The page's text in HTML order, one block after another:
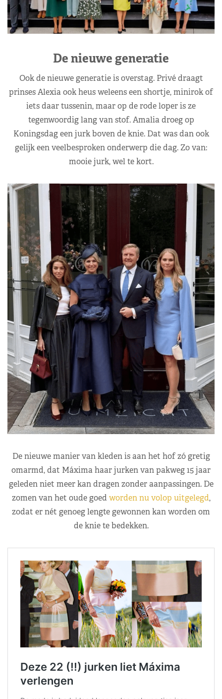
De nieuwe generatie
Ook de nieuwe generatie is overstag. Privé draagt
prinses Alexia ook heus weleens een shortje, minirok of
iets daar tussenin, maar op de rode loper is ze
tegenwoordig lang van stof. Amalia droeg op
Koningsdag een jurk boven de knie. Dat was dan ook
gelijk een veelbesproken onderwerp die dag. Zo van:
mooie jurk, wel te kort.
De nieuwe manier van kleden is aan het hof zó gretig
omarmd, dat Máxima haar jurken van pakweg 15 jaar
geleden niet meer kan dragen zonder aanpassingen. De
zomen van het oude goed worden nu volop uitgelegd,
zodat er nét genoeg lengte gewonnen kan worden om
de knie te bedekken.